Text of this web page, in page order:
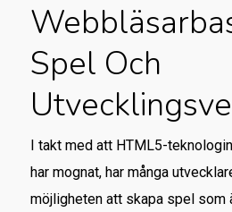
Spel Och
I takt med att HTML5-
har mognat, har många
möjligheten att skapa spel som